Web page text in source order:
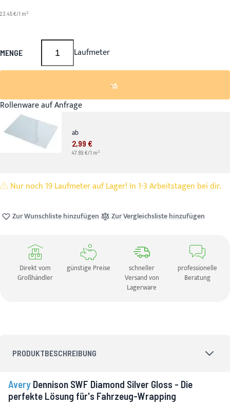
23.45 €/1 m2
MENGE Laufmeter
Rollenware auf Anfrage
ab
2,99 €
47.89 €/1 m 2
Nur noch 19 Laufmeter auf Lager! In 1-3 Arbeitstagen bei dir.
Zur Wunschliste hinzufügen Zur Vergleichsliste hinzufügen
Direkt vom
Großhändler
günstige Preise
schneller
Versand von
Lagerware
professionelle
Beratung
PRODUKTBESCHREIBUNG
Avery Dennison SWF Diamond Silver Gloss - Die
perfekte Lösung für's Fahrzeug-Wrapping